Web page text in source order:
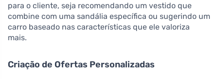
para o cliente, seja recomendando um vestido que
combine com uma sandália específica ou sugerindo um
carro baseado nas características que ele valoriza
mais.
Criação de Ofertas Personalizadas